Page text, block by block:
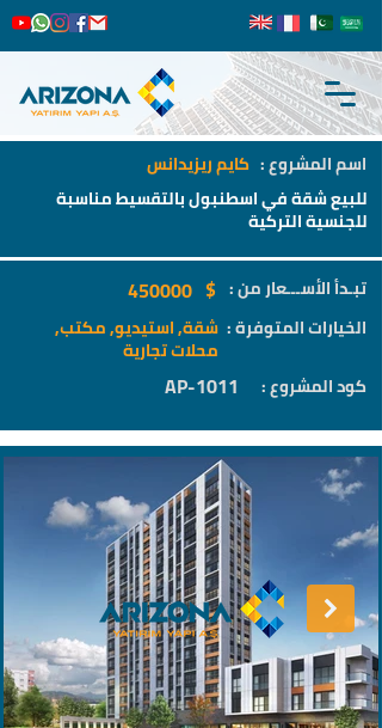
اسم المشروع :
للبيع شقة في اسطنبول بالتقسيط مناسبة
للجنسية التركية
كايم ريزيدانس
تبـدأ الأســـعار من : 450000
الخيارات المتوفرة : شقة, استيديو, مكتب,
محلات تجارية
كود المشروع :
AP-1011
$